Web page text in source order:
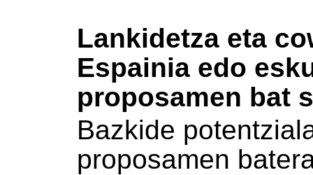
Lankidetza eta
Espainia edo
proposamen bat
Bazkide
proposamen